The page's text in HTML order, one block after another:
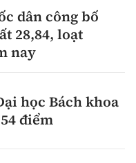
dân công bố
28,84, loạt
nay
học Bách khoa
điểm